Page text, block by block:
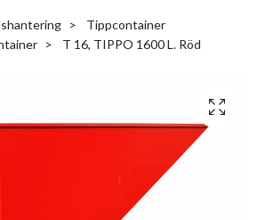
Tippcontainer
T 16, TIPPO 1600 L. Röd